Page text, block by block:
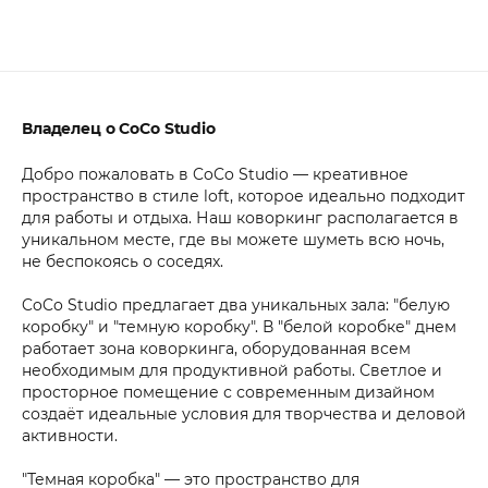
Владелец о CoCo Studio
Добро пожаловать в CoCo Studio — креативное
пространство в стиле loft, которое идеально подходит
для работы и отдыха. Наш коворкинг располагается в
уникальном месте, где вы можете шуметь всю ночь,
не беспокоясь о соседях.
CoCo Studio предлагает два уникальных зала: "белую
коробку" и "темную коробку". В "белой коробке" днем
работает зона коворкинга, оборудованная всем
необходимым для продуктивной работы. Светлое и
просторное помещение с современным дизайном
создаёт идеальные условия для творчества и деловой
активности.
"Темная коробка" — это пространство для